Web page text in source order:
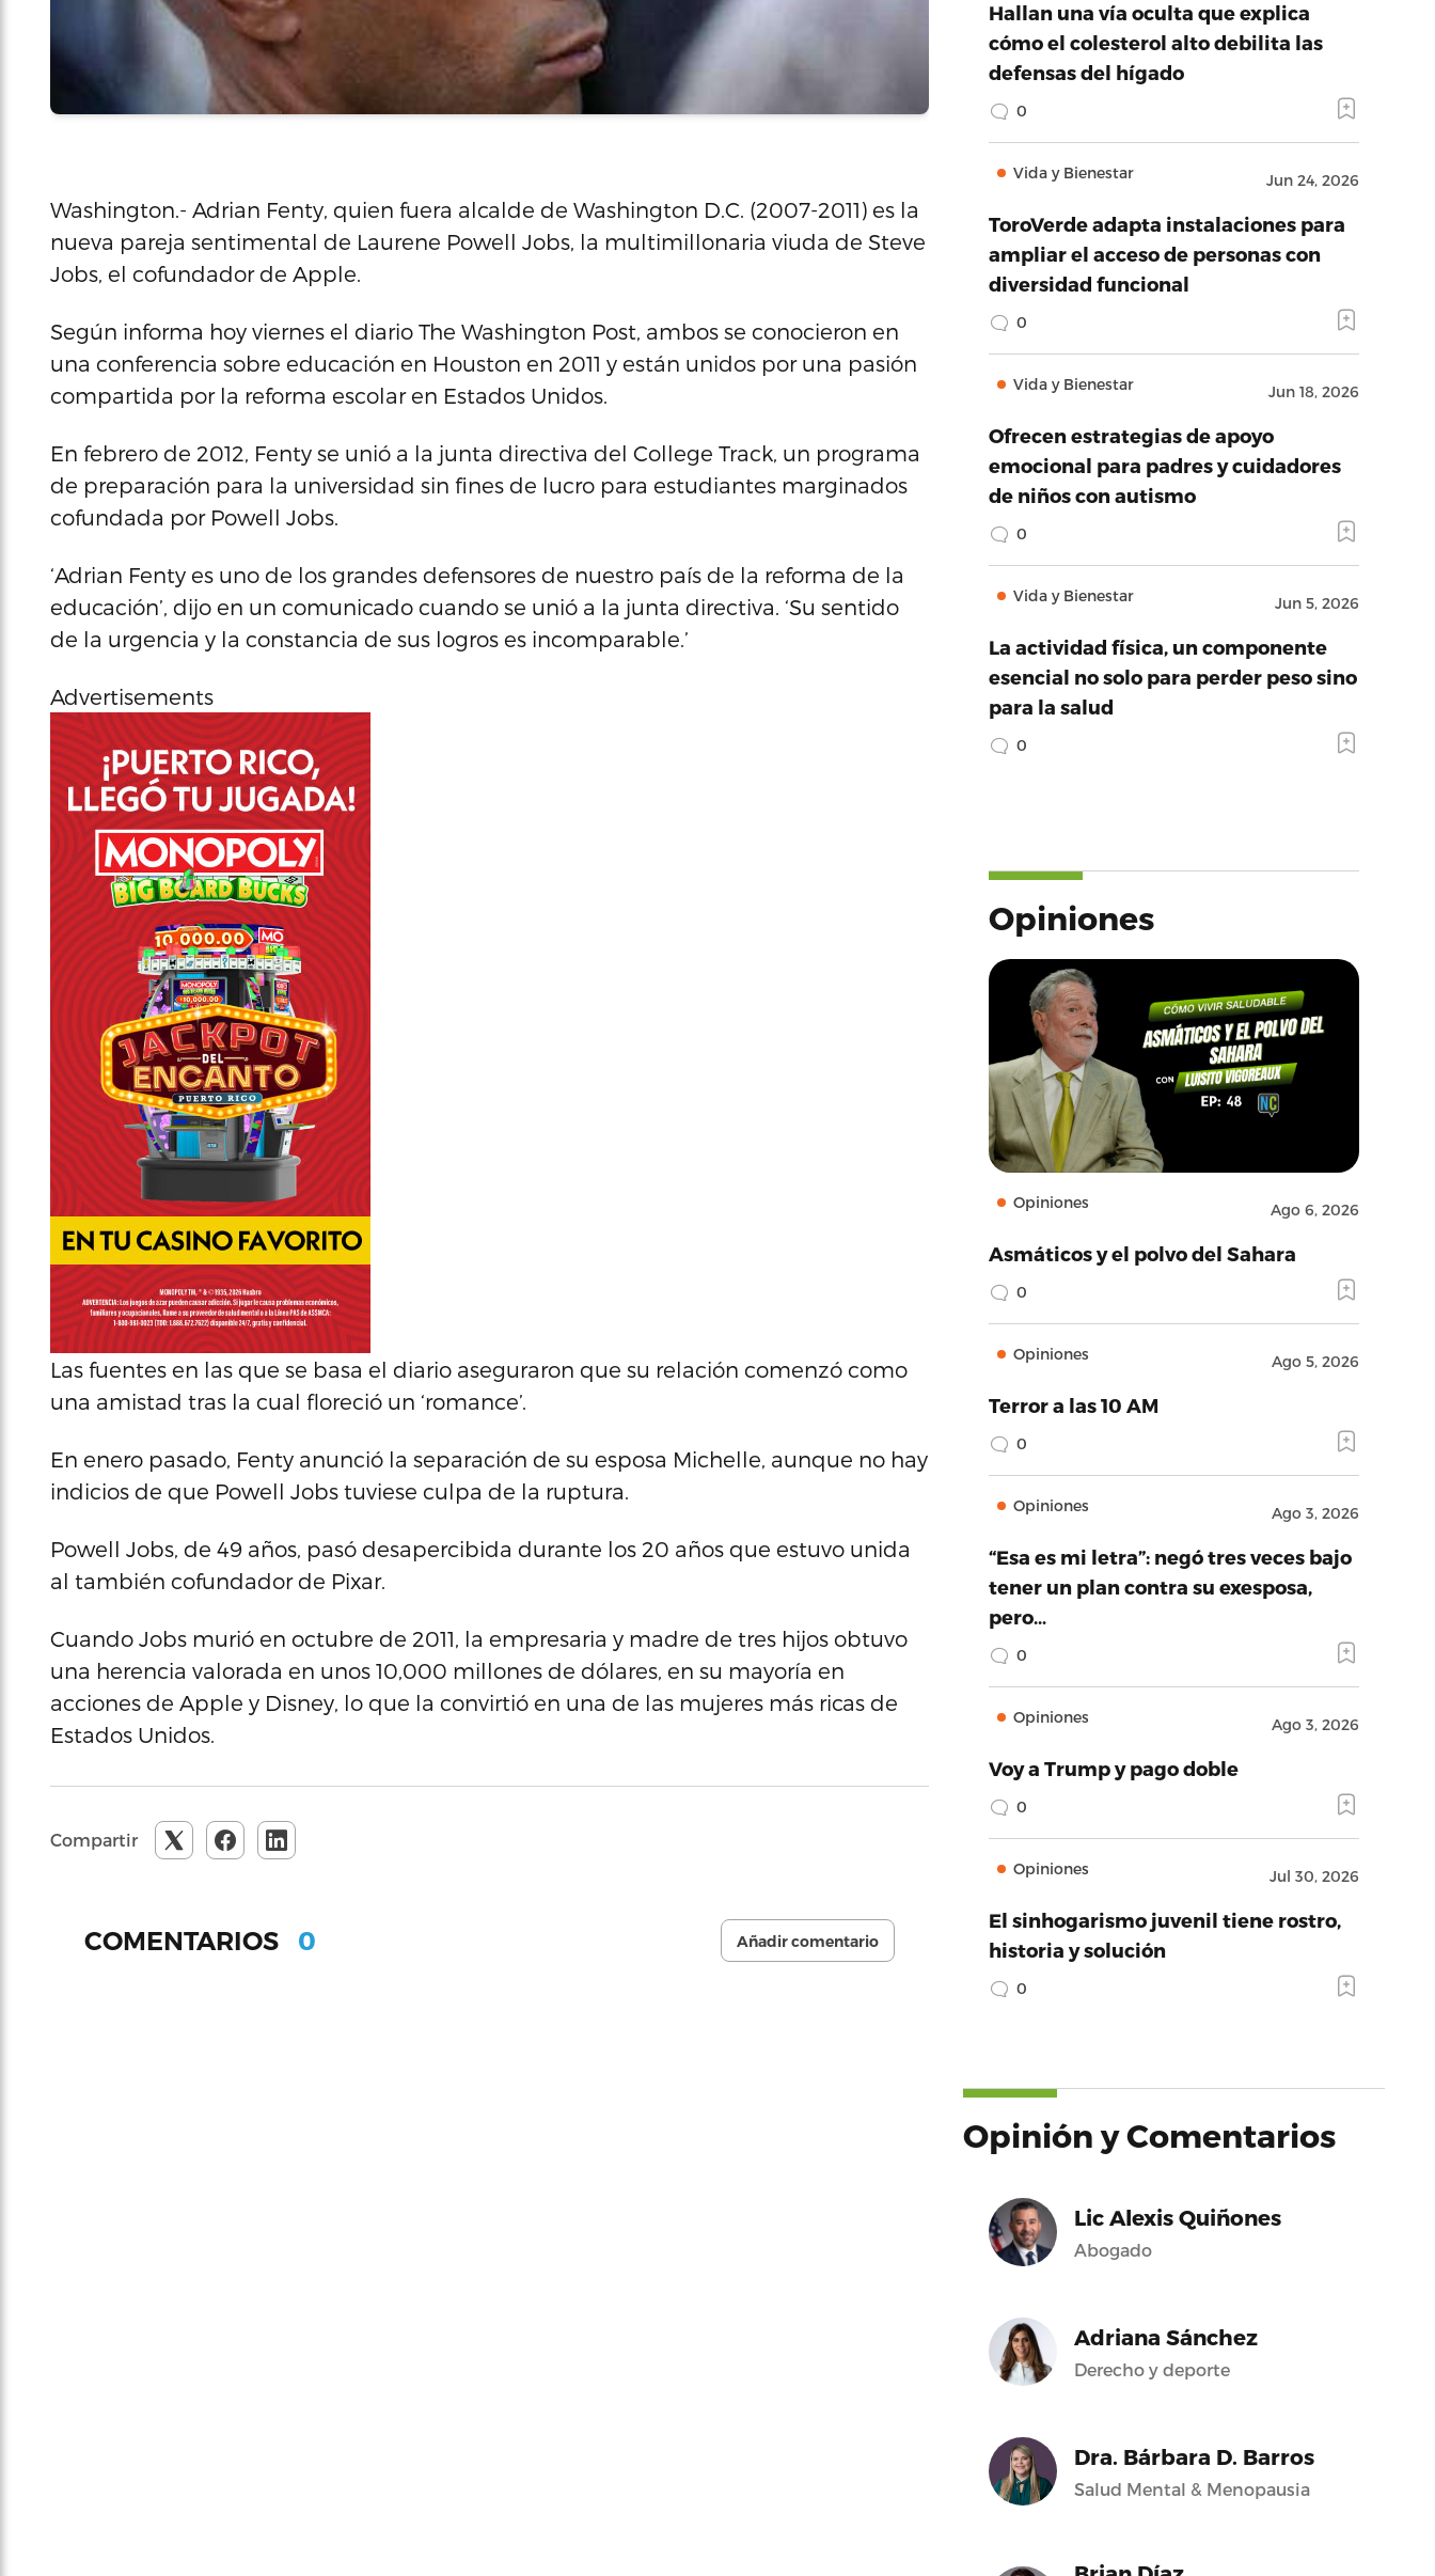
Washington.- Adrian Fenty, quien fuera alcalde de Washington D.C. (2007-2011) es la
nueva pareja sentimental de Laurene Powell Jobs, la multimillonaria viuda de Steve
Jobs, el cofundador de Apple.
Según informa hoy viernes el diario The Washington Post, ambos se conocieron en
una conferencia sobre educación en Houston en 2011 y están unidos por una pasión
compartida por la reforma escolar en Estados Unidos.
En febrero de 2012, Fenty se unió a la junta directiva del College Track, un programa
de preparación para la universidad sin fines de lucro para estudiantes marginados
cofundada por Powell Jobs.
‘Adrian Fenty es uno de los grandes defensores de nuestro país de la reforma de la
educación’, dijo en un comunicado cuando se unió a la junta directiva. ‘Su sentido
de la urgencia y la constancia de sus logros es incomparable.’
Advertisements
Las fuentes en las que se basa el diario aseguraron que su relación comenzó como
una amistad tras la cual floreció un ‘romance’.
En enero pasado, Fenty anunció la separación de su esposa Michelle, aunque no hay
indicios de que Powell Jobs tuviese culpa de la ruptura.
Powell Jobs, de 49 años, pasó desapercibida durante los 20 años que estuvo unida
al también cofundador de Pixar.
Cuando Jobs murió en octubre de 2011, la empresaria y madre de tres hijos obtuvo
una herencia valorada en unos 10,000 millones de dólares, en su mayoría en
acciones de Apple y Disney, lo que la convirtió en una de las mujeres más ricas de
Estados Unidos.
Compartir
COMENTARIOS 0 Añadir comentario
Hallan una vía oculta que explica
cómo el colesterol alto debilita las
defensas del hígado
0
Vida y Bienestar Jun 24, 2026
ToroVerde adapta instalaciones para
ampliar el acceso de personas con
diversidad funcional
0
Vida y Bienestar Jun 18, 2026
Ofrecen estrategias de apoyo
emocional para padres y cuidadores
de niños con autismo
0
Vida y Bienestar Jun 5, 2026
La actividad física, un componente
esencial no solo para perder peso sino
para la salud
0
Opiniones
Opiniones Ago 6, 2026
Asmáticos y el polvo del Sahara
0
Opiniones Ago 5, 2026
Terror a las 10 AM
0
Opiniones Ago 3, 2026
“Esa es mi letra”: negó tres veces bajo
tener un plan contra su exesposa,
pero…
0
Opiniones Ago 3, 2026
Voy a Trump y pago doble
0
Opiniones Jul 30, 2026
El sinhogarismo juvenil tiene rostro,
historia y solución
0
Opinión y Comentarios
Lic Alexis Quiñones
Abogado
Adriana Sánchez
Derecho y deporte
Dra. Bárbara D. Barros
Salud Mental & Menopausia